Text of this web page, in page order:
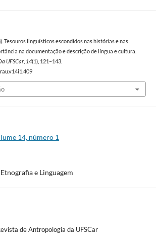
Tesouros linguísticos escondidos nas histórias e nas
na documentação e descrição de língua e cultura.
UFSCar, 14(1), 121–143.
14, número 1
e Linguagem
de Antropologia da UFSCar